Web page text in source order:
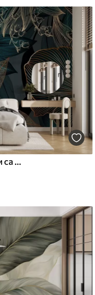
Стилизовано цвеће и листови са замршеном линијом раде у нијансама тиркизне и жуте на тамној позадини